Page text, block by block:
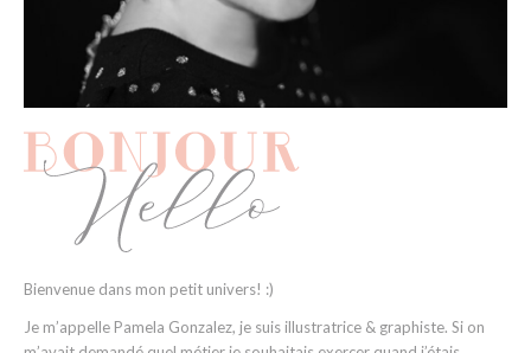
Bienvenue dans mon petit univers! :)
Je m’appelle Pamela Gonzalez, je suis illustratrice & graphiste. Si on